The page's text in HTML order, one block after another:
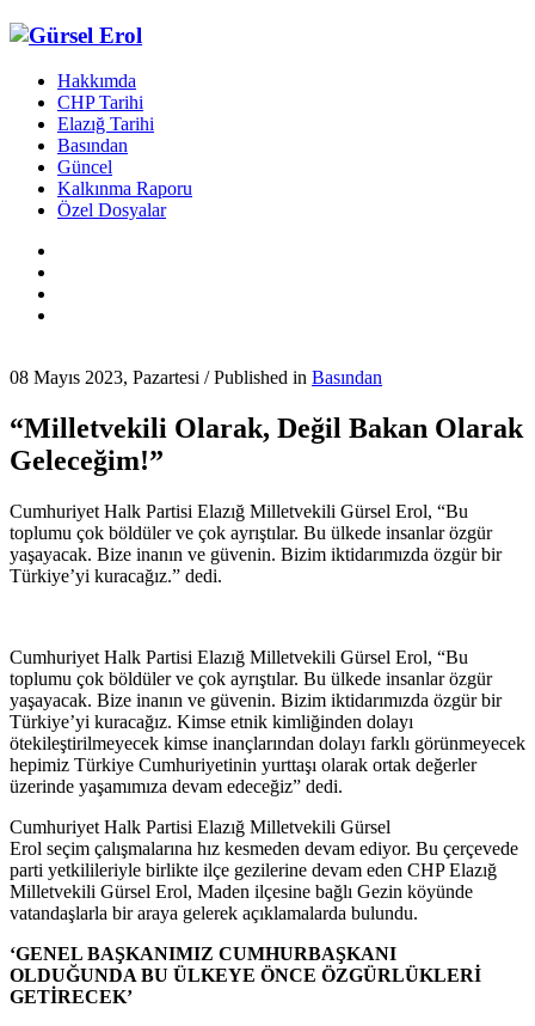
Hakkımda
CHP Tarihi
Elazığ Tarihi
Basından
Güncel
Kalkınma Raporu
Özel Dosyalar
08 Mayıs 2023, Pazartesi /Published in Basından
“Milletvekili Olarak, Değil Bakan Olarak
Geleceğim!”
Cumhuriyet Halk Partisi Elazığ Milletvekili Gürsel Erol, “Bu
toplumu çok böldüler ve çok ayrıştılar. Bu ülkede insanlar özgür
yaşayacak. Bize inanın ve güvenin. Bizim iktidarımızda özgür bir
Türkiye’yi kuracağız.” dedi.
Cumhuriyet Halk Partisi Elazığ Milletvekili Gürsel Erol, “Bu
toplumu çok böldüler ve çok ayrıştılar. Bu ülkede insanlar özgür
yaşayacak. Bize inanın ve güvenin. Bizim iktidarımızda özgür bir
Türkiye’yi kuracağız. Kimse etnik kimliğinden dolayı
ötekileştirilmeyecek kimse inançlarından dolayı farklı görünmeyecek
hepimiz Türkiye Cumhuriyetinin yurttaşı olarak ortak değerler
üzerinde yaşamımıza devam edeceğiz” dedi.
Cumhuriyet Halk Partisi Elazığ Milletvekili Gürsel
Erol seçim çalışmalarına hız kesmeden devam ediyor. Bu çerçevede
parti yetkilileriyle birlikte ilçe gezilerine devam eden CHP Elazığ
Milletvekili Gürsel Erol, Maden ilçesine bağlı Gezin köyünde
vatandaşlarla bir araya gelerek açıklamalarda bulundu.
‘GENEL BAŞKANIMIZ CUMHURBAŞKANI
OLDUĞUNDA BU ÜLKEYE ÖNCE ÖZGÜRLÜKLERİ
GETİRECEK’